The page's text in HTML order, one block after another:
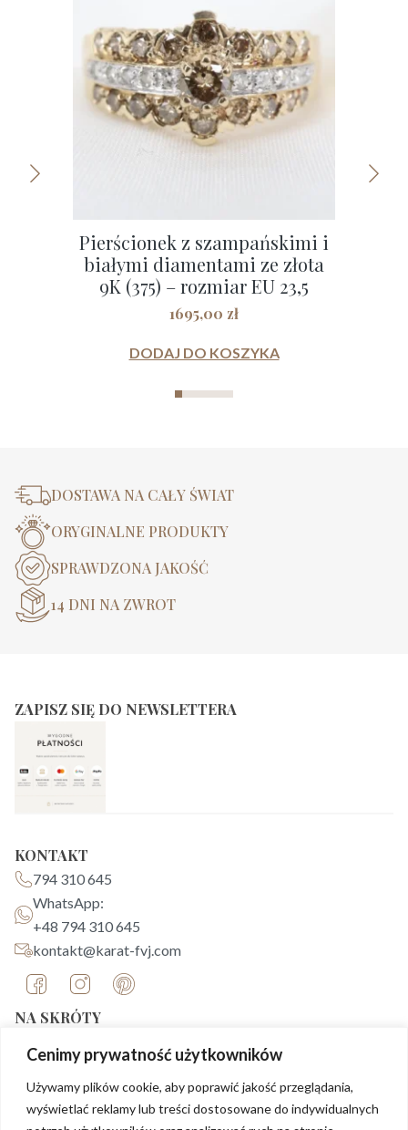
Cenimy prywatność użytkowników
Używamy plików cookie, aby poprawić jakość przeglądania,
wyświetlać reklamy lub treści dostosowane do indywidualnych
Pierścionek z szampańskimi i
białymi diamentami ze złota
9K (375) – rozmiar EU 23,5
1695,00 zł
DODAJ DO KOSZYKA
DOSTAWA NA CAŁY ŚWIAT
ORYGINALNE PRODUKTY
SPRAWDZONA JAKOŚĆ
14 DNI NA ZWROT
KONTAKT
794 310 645
WhatsApp:
+48 794 310 645
kontakt@karat-fvj.com
NA SKRÓTY
O nas
Biżuteria
Blog
ZAPISZ SIĘ DO NEWSLETTERA